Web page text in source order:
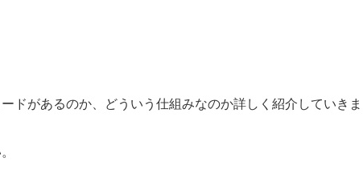
ドがあるのか、どういう仕組みなのか詳しく紹介していきま